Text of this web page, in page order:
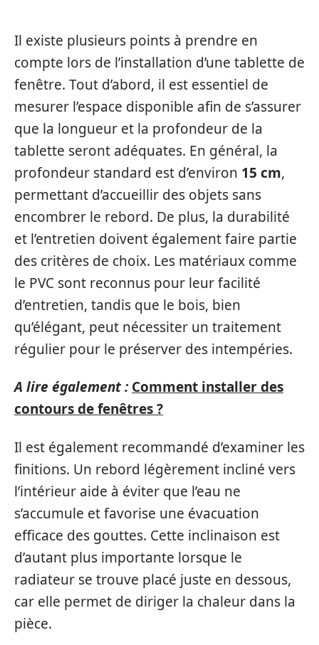
Il existe plusieurs points à prendre en
compte lors de l’installation d’une tablette de
fenêtre. Tout d’abord, il est essentiel de
mesurer l’espace disponible afin de s’assurer
que la longueur et la profondeur de la
tablette seront adéquates. En général, la
profondeur standard est d’environ 15 cm,
permettant d’accueillir des objets sans
encombrer le rebord. De plus, la durabilité
et l’entretien doivent également faire partie
des critères de choix. Les matériaux comme
le PVC sont reconnus pour leur facilité
d’entretien, tandis que le bois, bien
qu’élégant, peut nécessiter un traitement
régulier pour le préserver des intempéries.
A lire également : Comment installer des
contours de fenêtres ?
Il est également recommandé d’examiner les
finitions. Un rebord légèrement incliné vers
l’intérieur aide à éviter que l’eau ne
s’accumule et favorise une évacuation
efficace des gouttes. Cette inclinaison est
d’autant plus importante lorsque le
radiateur se trouve placé juste en dessous,
car elle permet de diriger la chaleur dans la
pièce.